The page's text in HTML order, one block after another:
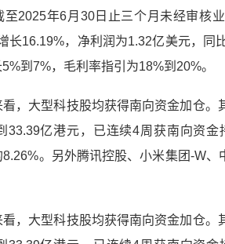
至2025年6月30日止三个月未经审核
长16.19%，净利润为1.32亿美元，同
到7%，毛利率指引为18%到20%。
，大型科技股均获得南向资金加仓。
33.39亿港元，已连续4周获南向资
。另外腾讯控股、小米集团-W、
，大型科技股均获得南向资金加仓。